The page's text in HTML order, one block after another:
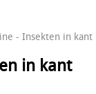
- Insekten in kant
in kant